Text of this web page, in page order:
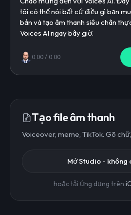
0:00 / 0:00
Tạo file âm thanh
Voiceover, meme, TikTok. Gõ
Mở Studio - không
hoặc tải ứng dụng trên